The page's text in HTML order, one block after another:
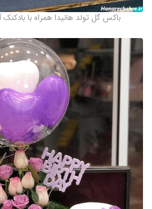
باکس گل تولد هانیدا همراه با